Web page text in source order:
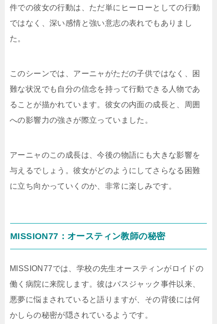
件での彼女の行動は、ただ単にヒーローとしての行動
ではなく、深い感情と強い意志の表れでもありまし
た。
このシーンでは、アーニャがただの子供ではなく、困
難な状況でも自分の信念を持って行動できる人物であ
ることが描かれています。彼女の内面の成長と、周囲
への影響力の強さが際立っていました。
アーニャのこの成長は、今後の物語にも大きな影響を
与えるでしょう。彼女がどのようにしてさらなる困難
に立ち向かっていくのか、非常に楽しみです。
MISSION77：オースティン教師の秘密
MISSION77では、学校の先生オースティンがロイドの
働く病院に来院します。彼はバスジャック事件以来、
悪夢に悩まされていると語りますが、その背後には何
かしらの秘密が隠されているようです。